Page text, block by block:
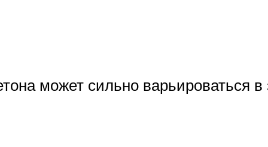
может сильно варьироваться